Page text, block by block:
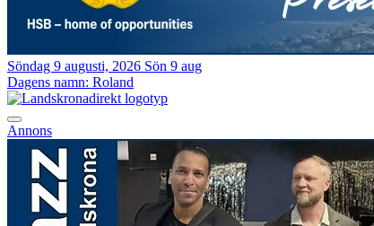
Söndag 9 augusti, 2026 Sön 9 aug
Dagens namn: Roland
Annons